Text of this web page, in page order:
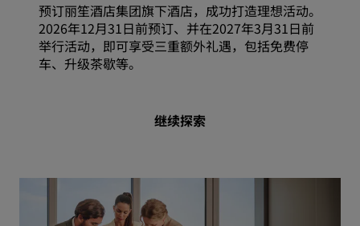
预订丽笙酒店集团旗下酒店，成功打造理想活动。
2026年12月31日前预订、并在2027年3月31日前
举行活动，即可享受三重额外礼遇，包括免费停
车、升级茶歇等。
继续探索